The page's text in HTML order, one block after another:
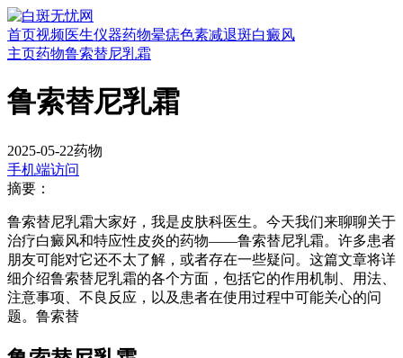
首页视频医生仪器药物晕痣色素减退斑白癜风
主页药物鲁索替尼乳霜
鲁索替尼乳霜
2025-05-22药物
手机端访问
摘要：
鲁索替尼乳霜大家好，我是皮肤科医生。今天我们来聊聊关于
治疗白癜风和特应性皮炎的药物——鲁索替尼乳霜。许多患者
朋友可能对它还不太了解，或者存在一些疑问。这篇文章将详
细介绍鲁索替尼乳霜的各个方面，包括它的作用机制、用法、
注意事项、不良反应，以及患者在使用过程中可能关心的问
题。鲁索替